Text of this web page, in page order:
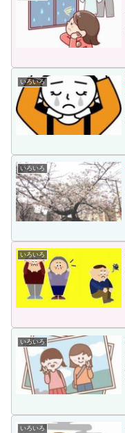
いろいろ
いろいろ
いろいろ
いろいろ
いろいろ